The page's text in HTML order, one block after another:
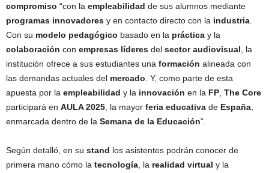
compromiso “con la empleabilidad de sus alumnos mediante
programas innovadores y en contacto directo con la industria
Con su modelo pedagógico basado en la práctica y la
colaboración con empresas líderes del sector audiovisual , la
institución ofrece a sus estudiantes una formación alineada con
las demandas actuales del mercado . Y, como parte de esta
apuesta por la empleabilidad y la innovación en la FP The Core
participará en AULA 2025 , la mayor feria educativa de España
enmarcada dentro de la Semana de la Educación“.
Según detalló, en su stand los asistentes podrán conocer de
primera mano cómo la tecnología , la realidad virtual y la